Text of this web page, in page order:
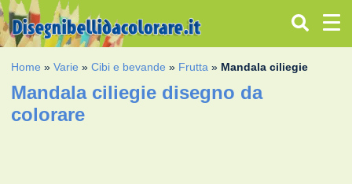
Home »Varie »Cibi e bevande » Frutta » Mandala ciliegie
Mandala ciliegie disegno da
colorare